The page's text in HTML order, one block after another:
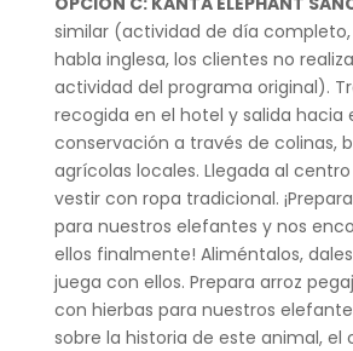
similar (actividad de día
habla inglesa, los clientes no
actividad del programa original).
recogida en el hotel y salida hacia
conservación a través de colinas,
agrícolas locales. Llegada al
vestir con ropa tradicional.
para nuestros elefantes y nos
ellos finalmente! Aliméntalos,
juega con ellos. Prepara arroz
con hierbas para nuestros
sobre la historia de este animal, el